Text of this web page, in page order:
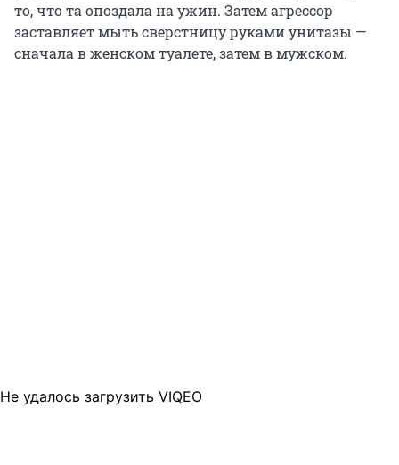
то, что та опоздала на ужин. Затем агрессор
заставляет мыть сверстницу руками унитазы —
сначала в женском туалете, затем в мужском.
Не удалось загрузить VIQEO